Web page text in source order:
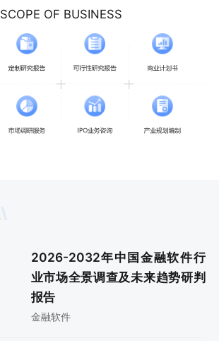
SCOPE OF BUSINESS
2026-2032年中国金融软件行
业市场全景调查及未来趋势研判
报告
金融软件